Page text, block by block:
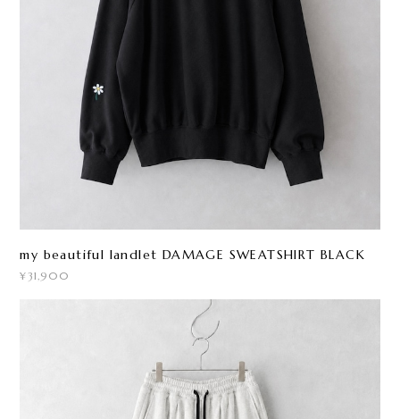
my beautiful landlet DAMAGE SWEATSHIRT BLACK
¥31,900